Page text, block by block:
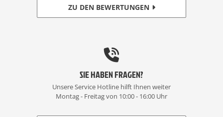
ZU DEN BEWERTUNGEN
SIE HABEN FRAGEN?
Unsere Service Hotline hilft Ihnen weiter
Montag - Freitag von 10:00 - 16:00 Uhr